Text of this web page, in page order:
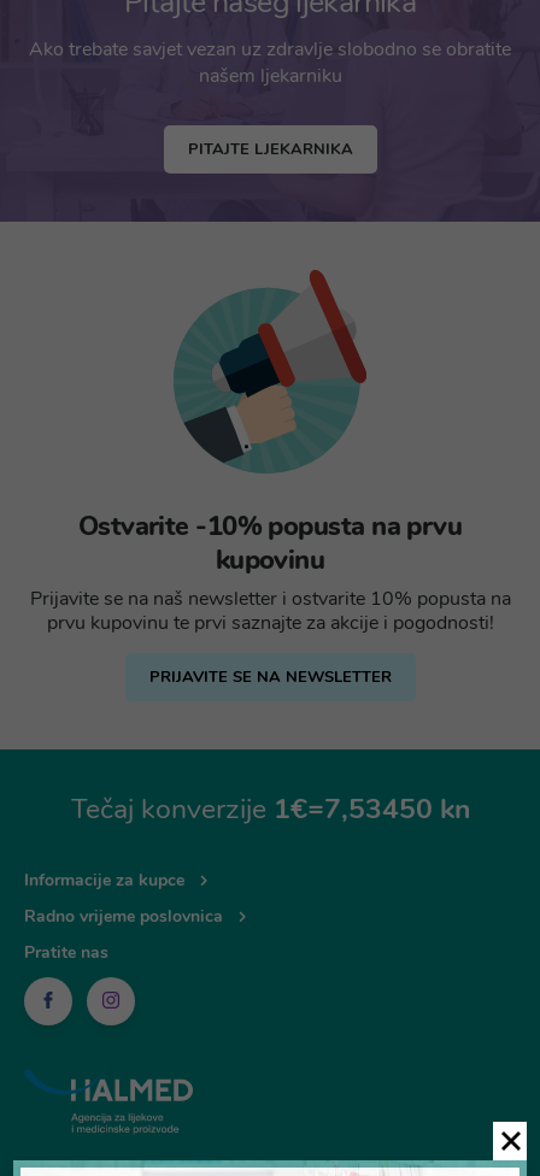
Ako trebate savjet vezan uz zdravlje slobodno se obratite
našem ljekarniku
PITAJTE LJEKARNIKA
Ostvarite -10% popusta na prvu
kupovinu
Prijavite se na naš newsletter i ostvarite 10% popusta na
prvu kupovinu te prvi saznajte za akcije i pogodnosti!
PRIJAVITE SE NA NEWSLETTER
Tečaj konverzije 1€=7,53450 kn
Informacije za kupce
Radno vrijeme poslovnica
Pratite nas